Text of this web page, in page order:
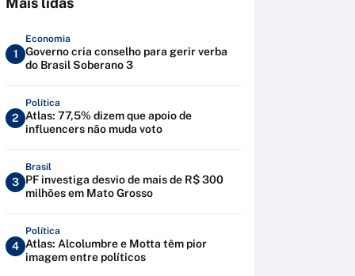
1
Economia
Governo cria conselho para gerir verba
do Brasil Soberano 3
2
Política
Atlas: 77,5% dizem que apoio de
influencers não muda voto
3
Brasil
PF investiga desvio de mais de R$ 300
milhões em Mato Grosso
4
Política
Atlas: Alcolumbre e Motta têm pior
imagem entre políticos